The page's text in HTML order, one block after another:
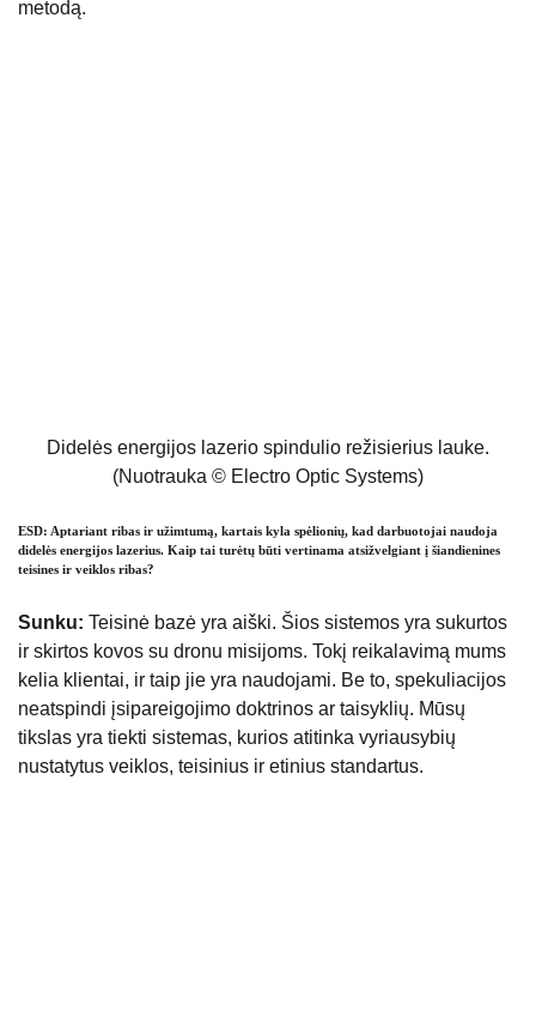
metodą.
Didelės energijos lazerio spindulio režisierius lauke.
(Nuotrauka © Electro Optic Systems)
ESD: Aptariant ribas ir užimtumą, kartais kyla spėlionių, kad darbuotojai naudoja
didelės energijos lazerius. Kaip tai turėtų būti vertinama atsižvelgiant į šiandienines
teisines ir veiklos ribas?
Sunku: Teisinė bazė yra aiški. Šios sistemos yra sukurtos
ir skirtos kovos su dronu misijoms. Tokį reikalavimą mums
kelia klientai, ir taip jie yra naudojami. Be to, spekuliacijos
neatspindi įsipareigojimo doktrinos ar taisyklių. Mūsų
tikslas yra tiekti sistemas, kurios atitinka vyriausybių
nustatytus veiklos, teisinius ir etinius standartus.